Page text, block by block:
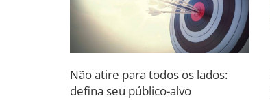
Não atire para todos os lados:
defina seu público-alvo